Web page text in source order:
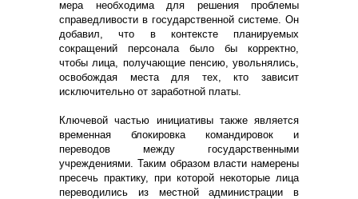
мера необходима для решения проблемы
справедливости в государственной системе. Он
добавил, что в контексте планируемых
сокращений персонала было бы корректно,
чтобы лица, получающие пенсию, увольнялись,
освобождая места для тех, кто зависит
исключительно от заработной платы.
Ключевой частью инициативы также является
временная блокировка командировок и
переводов между государственными
учреждениями. Таким образом власти намерены
пресечь практику, при которой некоторые лица
переводились из местной администрации в